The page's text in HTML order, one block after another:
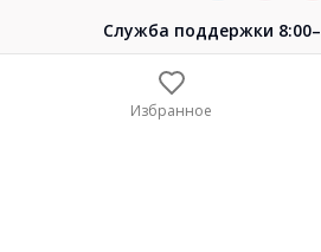
Cлужба поддержки
Избранное